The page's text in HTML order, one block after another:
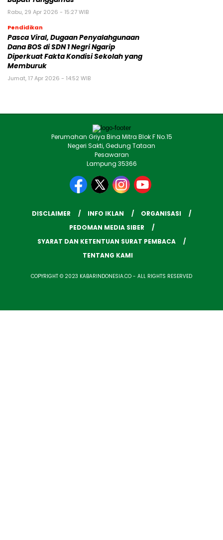
Rabu, 29 Apr 2026 - 15:27 WIB
Pendidikan
Pasca Viral, Dugaan Penyalahgunaan
Dana BOS di SDN 1 Negri Ngarip
Diperkuat Fakta Kondisi Sekolah yang
Memburuk
Jumat, 17 Apr 2026 - 14:52 WIB
Perumahan Griya Bina Mitra Blok F No.15
Negeri Sakti, Gedung Tataan
Pesawaran
Lampung 35366
DISCLAIMER INFO IKLAN
ORGANISASI
PEDOMAN MEDIA SIBER
SYARAT DAN KETENTUAN SURAT PEMBACA
TENTANG KAMI
COPYRIGHT © 2023 KABARINDONESIA.CO - ALL RIGHTS RESERVED